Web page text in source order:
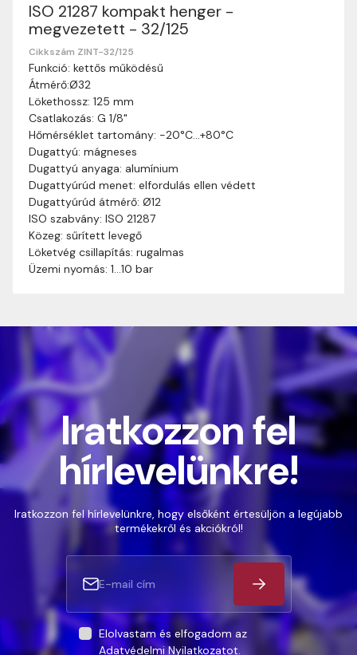
ISO 21287 kompakt henger -
megvezetett - 32/125
Cikkszám ZINT-32/125
Funkció: kettős működésű
Átmérő:Ø32
Lökethossz: 125 mm
Csatlakozás: G 1/8"
Hőmérséklet tartomány: -20°C…+80°C
Dugattyú: mágneses
Dugattyú anyaga: alumínium
Dugattyúrúd menet: elfordulás ellen védett
Dugattyúrúd átmérő: Ø12
ISO szabvány: ISO 21287
Közeg: sűrített levegő
Löketvég csillapítás: rugalmas
Üzemi nyomás: 1…10 bar
Szállítási információk
Nagyon köszönjük, hogy webshopunkat választottátok
vásárlásaitokhoz. Az alábbiakban megtaláljátok szállítási
információinkat, hogy a vásárlásotok gördülékenyen és
zökkenőmentesen történhessen.
Szállítási idő:
munkanapon belül kézbesítjük. Amennyiben
valamilyen okból kifolyólag a szállítás hosszabb
ideig tart, előre értesítünk benneteket.
Szállítási díj: A szállítási díj függ a termék súlyától
és a szállítási cím távolságától. A pontos szállítási
díjat a vásárlás folyamata során megtekinthetitek,
mielőtt a rendelést véglegesítitek.
Iratkozzon fel
hírlevelünkre!
Iratkozzon fel hírlevelünkre, hogy elsőként értesüljön a legújabb
termékekről és akciókról!
Elolvastam és elfogadom az
Adatvédelmi Nyilatkozatot.